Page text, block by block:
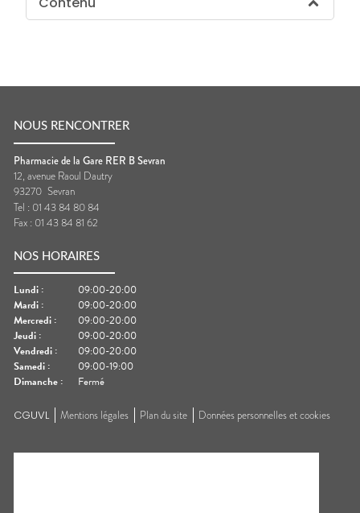
NOUS RENCONTRER
Pharmacie de la Gare RER B Sevran
12, avenue Raoul Dautry
93270 Sevran
Tel : 01 43 84 80 84
Fax : 01 43 84 81 62
NOS HORAIRES
Lundi :
09:00-20:00
Mardi :
09:00-20:00
Mercredi :
09:00-20:00
Jeudi :
09:00-20:00
Vendredi :
09:00-20:00
Samedi :
09:00-19:00
Dimanche : Fermé
CGUVL Mentions légales Plan du site Données personnelles et cookies